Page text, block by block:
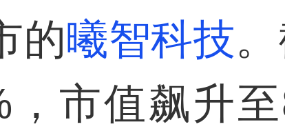
的曦智科技
，市值飙升